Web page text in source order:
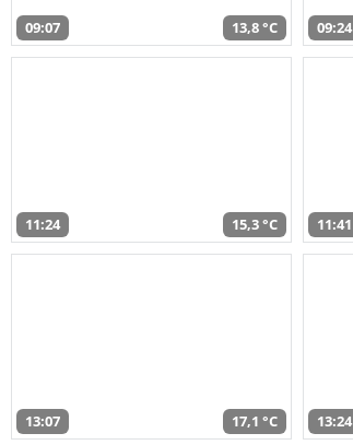
09:07 13,8 °C 09:24
11:24 15,3 °C 11:41
13:07 17,1 °C 13:24